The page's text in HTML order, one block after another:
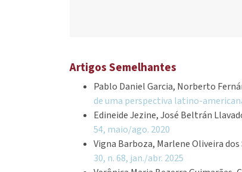
Artigos Semelhantes
Pablo Daniel Garcia, Norberto
de uma perspectiva latino-
Edineide Jezine, José Beltrán
54, maio/ago. 2020
Vigna Barboza, Marlene Oliveira dos
30, n. 68, jan./abr. 2025